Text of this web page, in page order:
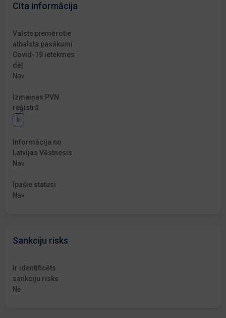
Cita informācija
Valsts piemērotie
atbalsta pasākumi
Covid-19 ietekmes
dēļ
Nav
Izmaiņas PVN
reģistrā
Ir
Informācija no
Latvijas Vēstnesis
Nav
Īpašie statusi
Nav
Sankciju risks
Ir identificēts
sankciju risks
Nē